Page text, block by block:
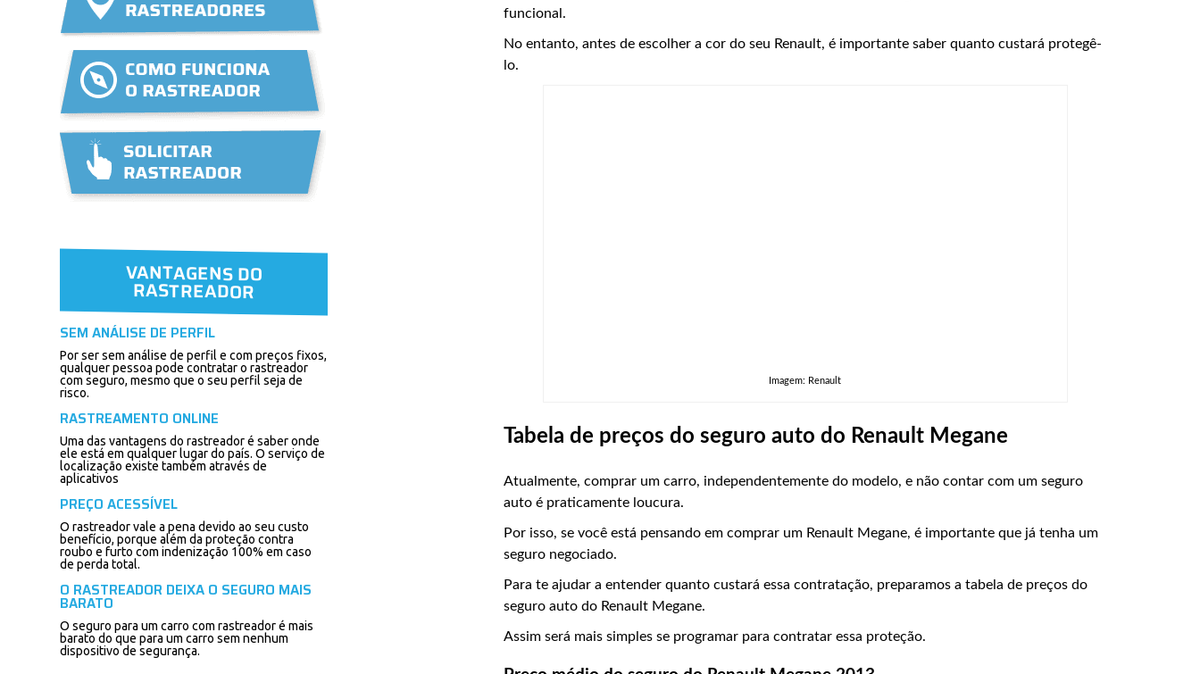
funcional.
No entanto, antes de escolher a cor do seu Renault, é importante saber quanto custará protegê-
lo.
Imagem: Renault
Tabela de preços do seguro auto do Renault Megane
Atualmente, comprar um carro, independentemente do modelo, e não contar com um seguro
auto é praticamente loucura.
Por isso, se você está pensando em comprar um Renault Megane, é importante que já tenha um
seguro negociado.
Para te ajudar a entender quanto custará essa contratação, preparamos a tabela de preços do
seguro auto do Renault Megane.
Assim será mais simples se programar para contratar essa proteção.
VANTAGENS DO
RASTREADOR
SEM ANÁLISE DE PERFIL
Por ser sem análise de perfil e com preços fixos,
qualquer pessoa pode contratar o rastreador
com seguro, mesmo que o seu perfil seja de
risco.
RASTREAMENTO ONLINE
Uma das vantagens do rastreador é saber onde
ele está em qualquer lugar do país. O serviço de
localização existe também através de
aplicativos
PREÇO ACESSÍVEL
O rastreador vale a pena devido ao seu custo
benefício, porque além da proteção contra
roubo e furto com indenização 100% em caso
de perda total.
O RASTREADOR DEIXA O SEGURO MAIS
BARATO
O seguro para um carro com rastreador é mais
barato do que para um carro sem nenhum
dispositivo de segurança.